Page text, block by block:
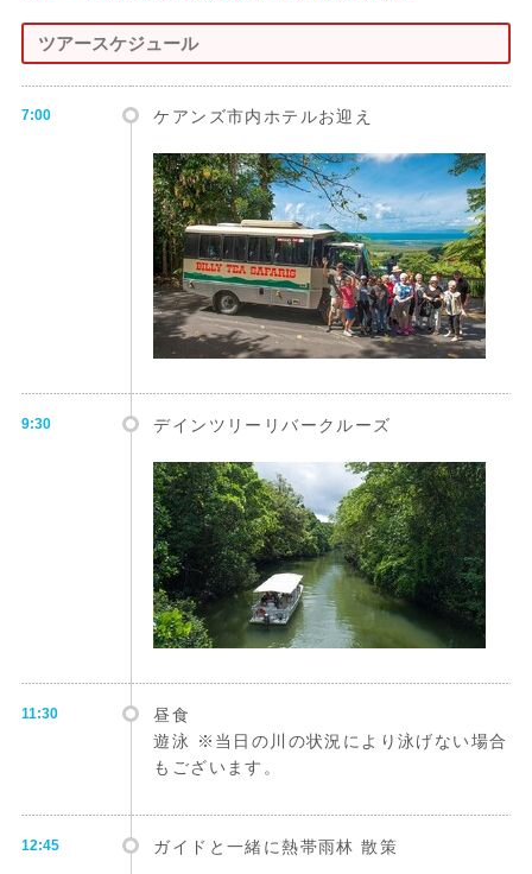
ツアースケジュール
7:00 ケアンズ市内ホテルお迎え
9:30 デインツリーリバークルーズ
11:30
昼食
遊泳 ※当日の川の状況により泳げない場合
もございます。
12:45 ガイドと一緒に熱帯雨林 散策